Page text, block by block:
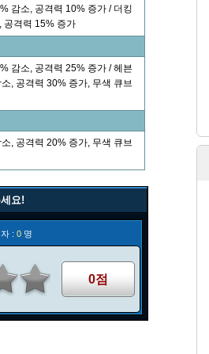
감소, 공격력 10% 증가 / 더킹
공격력 15% 증가
감소, 공격력 25% 증가 / 헤븐
, 공격력 30% 증가, 무색 큐브
, 공격력 20% 증가, 무색 큐브
요!
: 0 명
0점